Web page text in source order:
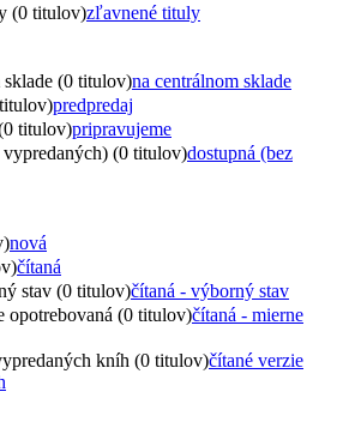
(0 titulov)zľavnené tituly
sklade (0 titulov)na centrálnom sklade
predpredaj
titulov)pripravujeme
vypredaných) (0 titulov)dostupná (bez
nová
čítaná
stav (0 titulov)čítaná - výborný stav
opotrebovaná (0 titulov)čítaná - mierne
kníh (0 titulov)čítané verzie